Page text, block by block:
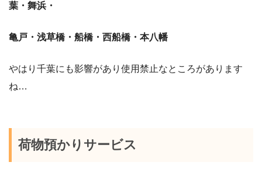
葉・舞浜・
亀戸・浅草橋・船橋・西船橋・本八幡
やはり千葉にも影響があり使用禁止なところがあります
ね…
荷物預かりサービス